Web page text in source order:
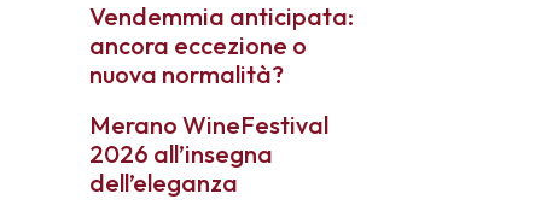
Vendemmia anticipata:
ancora eccezione o
nuova normalità?
Merano WineFestival
2026 all’insegna
dell’eleganza